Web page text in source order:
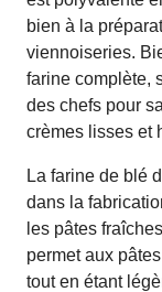
bien à la
viennoiseries.
farine complète,
des chefs pour
crèmes lisses et
La farine de blé
dans la
les pâtes
permet aux
tout en étant